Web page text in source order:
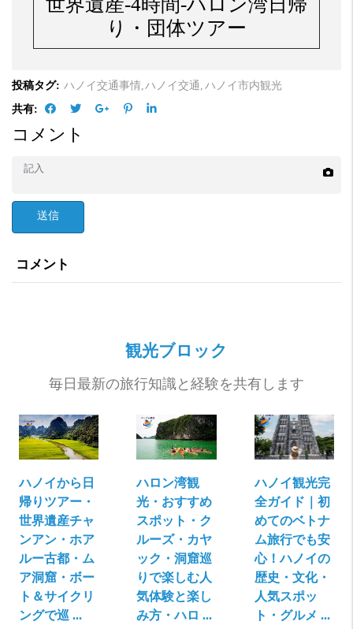
世界遺産-4時間-ハロン湾日帰
り・団体ツアー
投稿タグ: ハノイ交通事情,ハノイ交通,ハノイ市内観光
共有:
コメント
送信
コメント
観光ブロック
毎日最新の旅行知識と経験を共有します
ハノイから日
帰りツアー・
世界遺産チャ
ンアン・ホア
ルー古都・ム
ア洞窟・ボー
ト＆サイクリ
ングで巡 ...
ハロン湾観
光・おすすめ
スポット・ク
ルーズ・カヤ
ック・洞窟巡
りで楽しむ人
気体験と楽し
み方・ハロ ...
ハノイ観光完
全ガイド｜初
めてのベトナ
ム旅行でも安
心！ハノイの
歴史・文化・
人気スポッ
ト・グルメ ...